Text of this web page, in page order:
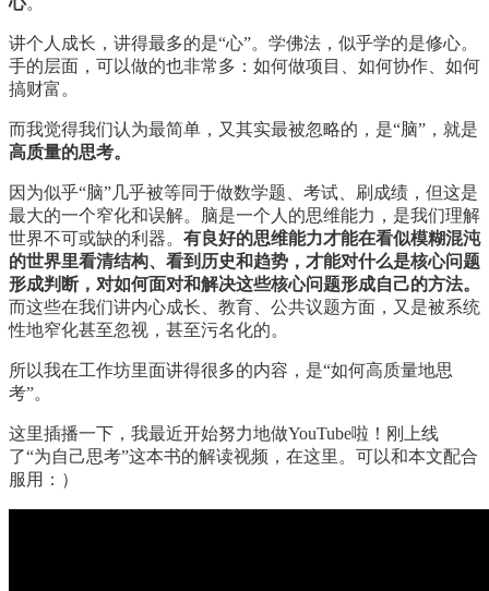
讲个人成长，讲得最多的是“心”。学佛法，似乎学的是修心。
手的层面，可以做的也非常多：如何做项目、如何协作、如何
搞财富。
而我觉得我们认为最简单，又其实最被忽略的，是“脑”，就是
高质量的思考。
因为似乎“脑”几乎被等同于做数学题、考试、刷成绩，但这是
最大的一个窄化和误解。脑是一个人的思维能力，是我们理解
世界不可或缺的利器。 有良好的思维能力才能在看似模糊混沌
的世界里看清结构、看到历史和趋势，才能对什么是核心问题
形成判断，对如何面对和解决这些核心问题形成自己的方法。
而这些在我们讲内心成长、教育、公共议题方面，又是被系统
性地窄化甚至忽视，甚至污名化的。
所以我在工作坊里面讲得很多的内容，是“如何高质量地思
考”。
这里插播一下，我最近开始努力地做YouTube啦！刚上线
了“为自己思考”这本书的解读视频，在这里。可以和本文配合
服用：）